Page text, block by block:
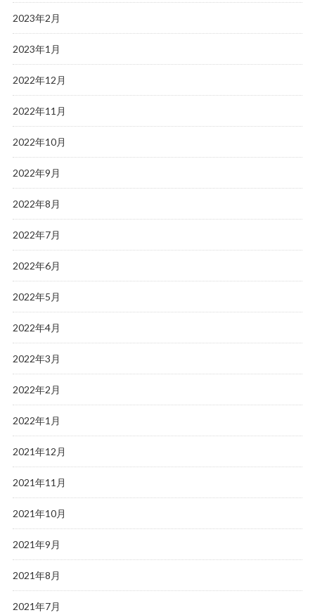
2023年2月
2023年1月
2022年12月
2022年11月
2022年10月
2022年9月
2022年8月
2022年7月
2022年6月
2022年5月
2022年4月
2022年3月
2022年2月
2022年1月
2021年12月
2021年11月
2021年10月
2021年9月
2021年8月
2021年7月